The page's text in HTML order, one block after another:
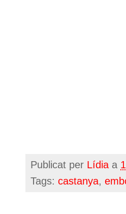
Publicat per Lídia a
Tags: castanya,